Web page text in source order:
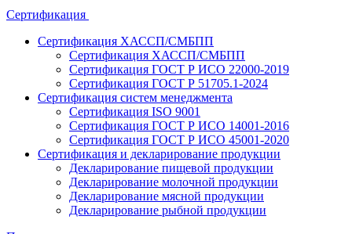
Сертификация
Сертификация ХАССП/СМБПП
Сертификация ХАССП/СМБПП
Сертификация ГОСТ Р ИСО 22000-2019
Сертификация ГОСТ Р 51705.1-2024
Сертификация систем менеджмента
Сертификация ISO 9001
Сертификация ГОСТ Р ИСО 14001-2016
Сертификация ГОСТ Р ИСО 45001-2020
Сертификация и декларирование продукции
Декларирование пищевой продукции
Декларирование молочной продукции
Декларирование мясной продукции
Декларирование рыбной продукции